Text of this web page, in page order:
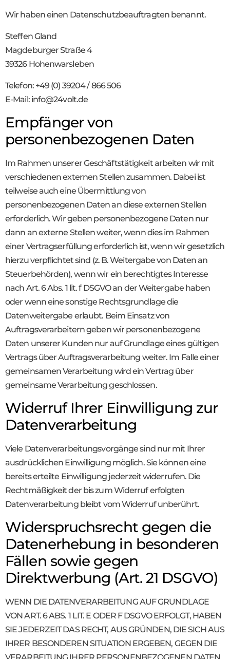
Wir haben einen Datenschutzbeauftragten benannt.
Steffen Gland
Magdeburger Straße 4
39326 Hohenwarsleben
Telefon: +49 (0) 39204 / 866 506
E-Mail: info@24volt.de
Empfänger von
personenbezogenen Daten
Im Rahmen unserer Geschäftstätigkeit arbeiten wir mit
verschiedenen externen Stellen zusammen. Dabei ist
teilweise auch eine Übermittlung von
personenbezogenen Daten an diese externen Stellen
erforderlich. Wir geben personenbezogene Daten nur
dann an externe Stellen weiter, wenn dies im Rahmen
einer Vertragserfüllung erforderlich ist, wenn wir gesetzlich
hierzu verpflichtet sind (z. B. Weitergabe von Daten an
Steuerbehörden), wenn wir ein berechtigtes Interesse
nach Art. 6 Abs. 1 lit. f DSGVO an der Weitergabe haben
oder wenn eine sonstige Rechtsgrundlage die
Datenweitergabe erlaubt. Beim Einsatz von
Auftragsverarbeitern geben wir personenbezogene
Daten unserer Kunden nur auf Grundlage eines gültigen
Vertrags über Auftragsverarbeitung weiter. Im Falle einer
gemeinsamen Verarbeitung wird ein Vertrag über
gemeinsame Verarbeitung geschlossen.
Widerruf Ihrer Einwilligung zur
Datenverarbeitung
Viele Datenverarbeitungsvorgänge sind nur mit Ihrer
ausdrücklichen Einwilligung möglich. Sie können eine
bereits erteilte Einwilligung jederzeit widerrufen. Die
Rechtmäßigkeit der bis zum Widerruf erfolgten
Datenverarbeitung bleibt vom Widerruf unberührt.
Widerspruchsrecht gegen die
Datenerhebung in besonderen
Fällen sowie gegen
Direktwerbung (Art. 21 DSGVO)
WENN DIE DATENVERARBEITUNG AUF GRUNDLAGE
VON ART. 6 ABS. 1 LIT. E ODER F DSGVO ERFOLGT, HABEN
SIE JEDERZEIT DAS RECHT, AUS GRÜNDEN, DIE SICH AUS
IHRER BESONDEREN SITUATION ERGEBEN, GEGEN DIE
VERARBEITUNG IHRER PERSONENBEZOGENEN DATEN